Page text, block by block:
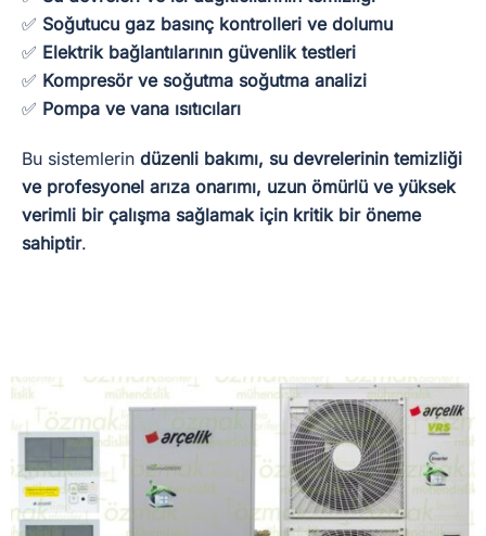
✅ Soğutucu gaz basınç kontrolleri ve dolumu
✅ Elektrik bağlantılarının güvenlik testleri
✅ Kompresör ve soğutma soğutma analizi
✅ Pompa ve vana ısıtıcıları
Bu sistemlerin düzenli bakımı, su devrelerinin temizliği
ve profesyonel arıza onarımı, uzun ömürlü ve yüksek
verimli bir çalışma sağlamak için kritik bir öneme
sahiptir.